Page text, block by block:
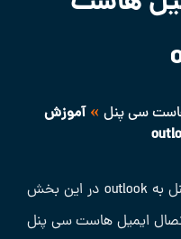
سی پنل »آموزش
آموزش اتصال ایمیل هاست سی پنل به outlook در این بخش
ایمیل هاست سی پنل